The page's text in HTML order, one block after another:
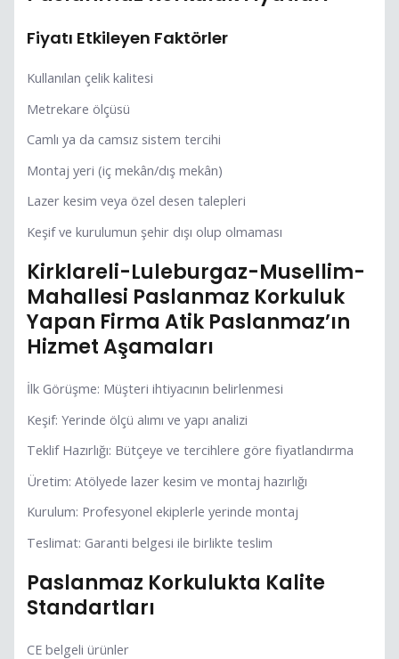
Fiyatı Etkileyen Faktörler
Kullanılan çelik kalitesi
Metrekare ölçüsü
Camlı ya da camsız sistem tercihi
Montaj yeri (iç mekân/dış mekân)
Lazer kesim veya özel desen talepleri
Keşif ve kurulumun şehir dışı olup olmaması
Kirklareli-Luleburgaz-Musellim-
Mahallesi Paslanmaz Korkuluk
Yapan Firma Atik Paslanmaz’ın
Hizmet Aşamaları
İlk Görüşme: Müşteri ihtiyacının belirlenmesi
Keşif: Yerinde ölçü alımı ve yapı analizi
Teklif Hazırlığı: Bütçeye ve tercihlere göre fiyatlandırma
Üretim: Atölyede lazer kesim ve montaj hazırlığı
Kurulum: Profesyonel ekiplerle yerinde montaj
Teslimat: Garanti belgesi ile birlikte teslim
Paslanmaz Korkulukta Kalite
Standartları
CE belgeli ürünler